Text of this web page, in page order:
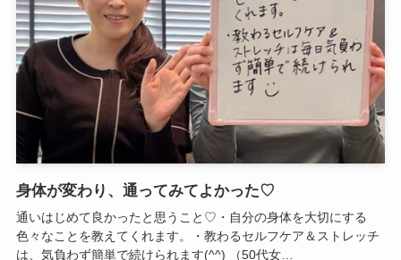
身体が変わり、通ってみてよかった♡
通いはじめて良かったと思うこと♡・自分の身体を大切にする
色々なことを教えてくれます。・教わるセルフケア＆ストレッチ
は、気負わず簡単で続けられます(^^) （50代女…